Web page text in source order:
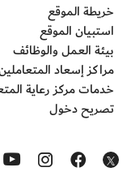
خريطة الموقع
استبيان الموقع
بيئة العمل والوظائف
مراكز إسعاد
خدمات مركز رعاية
تصريح دخول
in a new window
a new window
window